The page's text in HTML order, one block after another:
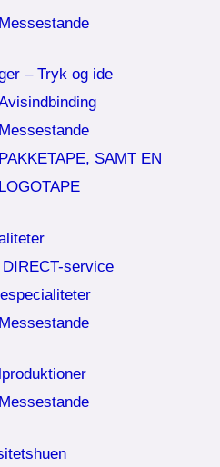
Messestande
– Tryk og ide
Messestande
PAKKETAPE, SAMT EN
LOGOTAPE
service
Messestande
Messestande